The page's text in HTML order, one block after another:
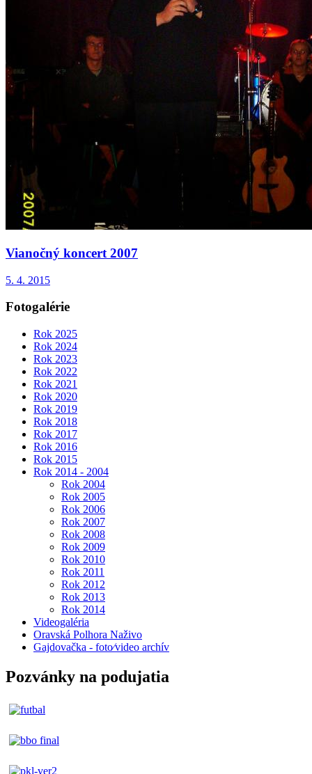
Vianočný koncert 2007
5. 4. 2015
Fotogalérie
Rok 2025
Rok 2024
Rok 2023
Rok 2022
Rok 2021
Rok 2020
Rok 2019
Rok 2018
Rok 2017
Rok 2016
Rok 2015
Rok 2014 - 2004
Rok 2004
Rok 2005
Rok 2006
Rok 2007
Rok 2008
Rok 2009
Rok 2010
Rok 2011
Rok 2012
Rok 2013
Rok 2014
Videogaléria
Oravská Polhora Naživo
Gajdovačka - foto⁄video archív
Pozvánky na podujatia